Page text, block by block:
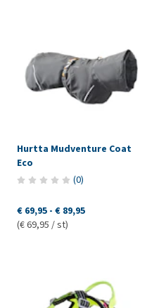
Hurtta Mudventure Coat
Eco
(0)
€ 69,95 - € 89,95
(€ 69,95 / st)